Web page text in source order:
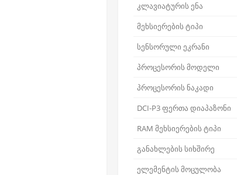
კლავიატურის ენა
მეხსიერების ტიპი
სენსორული ეკრანი
პროცესორის მოდელი
პროცესორის ნაკადი
DCI-P3 ფერთა დიაპაზონი
RAM მეხსიერების ტიპი
განახლების სიხშირე
ელემენტის მოცულობა